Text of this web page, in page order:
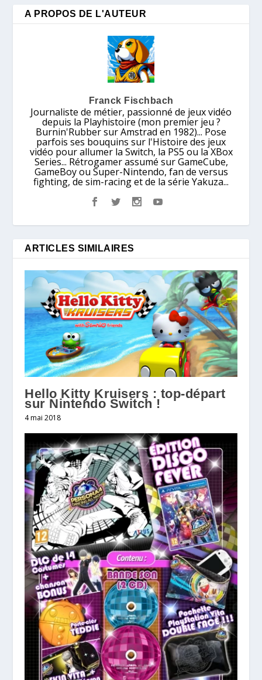
A PROPOS DE L'AUTEUR
Franck Fischbach
Journaliste de métier, passionné de jeux vidéo
depuis la Playhistoire (mon premier jeu ?
Burnin'Rubber sur Amstrad en 1982)... Pose
parfois ses bouquins sur l'Histoire des jeux
vidéo pour allumer la Switch, la PS5 ou la XBox
Series... Rétrogamer assumé sur GameCube,
GameBoy ou Super-Nintendo, fan de versus
fighting, de sim-racing et de la série Yakuza...
ARTICLES SIMILAIRES
Hello Kitty Kruisers : top-départ
sur Nintendo Switch !
4 mai 2018